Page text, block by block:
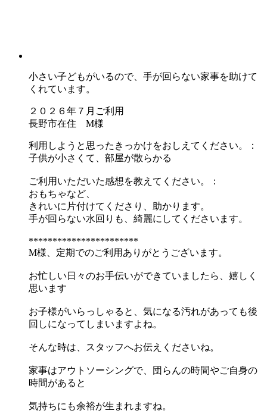
小さい子どもがいるので、手が回らない家事を助けて
くれています。
２０２６年７月ご利用
長野市在住 M様
利用しようと思ったきっかけをおしえてください。：
子供が小さくて、部屋が散らかる
ご利用いただいた感想を教えてください。：
おもちゃなど、
きれいに片付けてくださり、助かります。
手が回らない水回りも、綺麗にしてくださいます。
***********************
M様、定期でのご利用ありがとうございます。
お忙しい日々のお手伝いができていましたら、嬉しく
思います
お子様がいらっしゃると、気になる汚れがあっても後
回しになってしまいますよね。
そんな時は、スタッフへお伝えくださいね。
家事はアウトソーシングで、団らんの時間やご自身の
時間があると
気持ちにも余裕が生まれますね。